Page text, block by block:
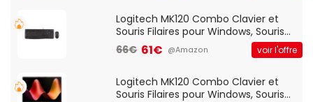
Logitech MK120 Combo Clavier et
Souris Filaires pour Windows, Souris
Optique Filaire, Connexion USB Plug
And Play, Confortable, Taille
QWERTY UK - Noir
66€ 61€ @Amazon voir l'offre
Logitech MK120 Combo Clavier et
Souris Filaires pour Windows, Souris